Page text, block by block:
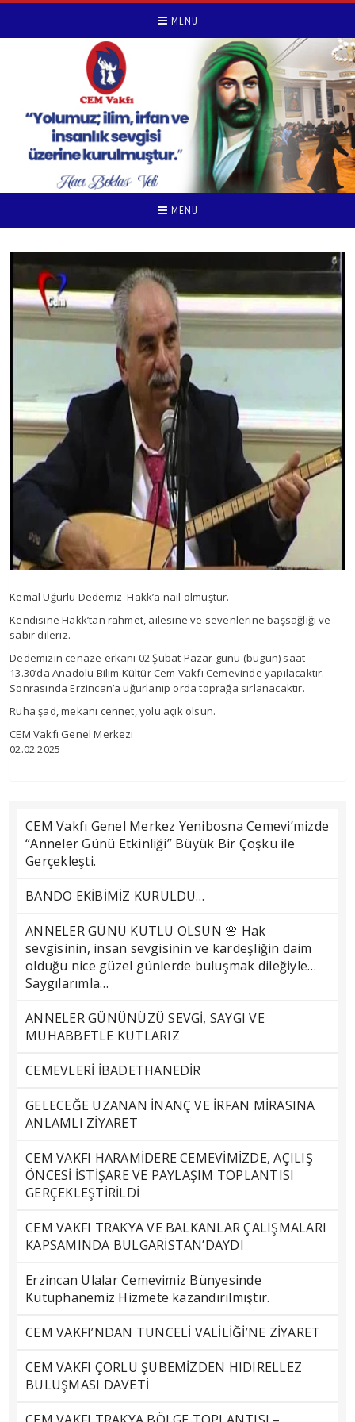
MENU
MENU
Kemal Uğurlu Dedemiz Hakk’a nail olmuştur.
Kendisine Hakk’tan rahmet, ailesine ve sevenlerine başsağlığı ve
sabır dileriz.
Dedemizin cenaze erkanı 02 Şubat Pazar günü (bugün) saat
13.30’da Anadolu Bilim Kültür Cem Vakfı Cemevinde yapılacaktır.
Sonrasında Erzincan’a uğurlanıp orda toprağa sırlanacaktır.
Ruha şad, mekanı cennet, yolu açık olsun.
CEM Vakfı Genel Merkezi
02.02.2025
CEM Vakfı Genel Merkez Yenibosna Cemevi’mizde
“Anneler Günü Etkinliği” Büyük Bir Çoşku ile
Gerçekleşti.
BANDO EKİBİMİZ KURULDU…
ANNELER GÜNÜ KUTLU OLSUN 🌸 Hak
sevgisinin, insan sevgisinin ve kardeşliğin daim
olduğu nice güzel günlerde buluşmak dileğiyle…
Saygılarımla…
ANNELER GÜNÜNÜZÜ SEVGİ, SAYGI VE
MUHABBETLE KUTLARIZ
CEMEVLERİ İBADETHANEDİR
GELECEĞE UZANAN İNANÇ VE İRFAN MİRASINA
ANLAMLI ZİYARET
CEM VAKFI HARAMİDERE CEMEVİMİZDE, AÇILIŞ
ÖNCESİ İSTİŞARE VE PAYLAŞIM TOPLANTISI
GERÇEKLEŞTİRİLDİ
CEM VAKFI TRAKYA VE BALKANLAR ÇALIŞMALARI
KAPSAMINDA BULGARİSTAN’DAYDI
Erzincan Ulalar Cemevimiz Bünyesinde
Kütüphanemiz Hizmete kazandırılmıştır.
CEM VAKFI’NDAN TUNCELİ VALİLİĞİ’NE ZİYARET
CEM VAKFI ÇORLU ŞUBEMİZDEN HIDIRELLEZ
BULUŞMASI DAVETİ